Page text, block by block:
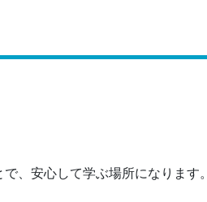
、安心して学ぶ場所になります。